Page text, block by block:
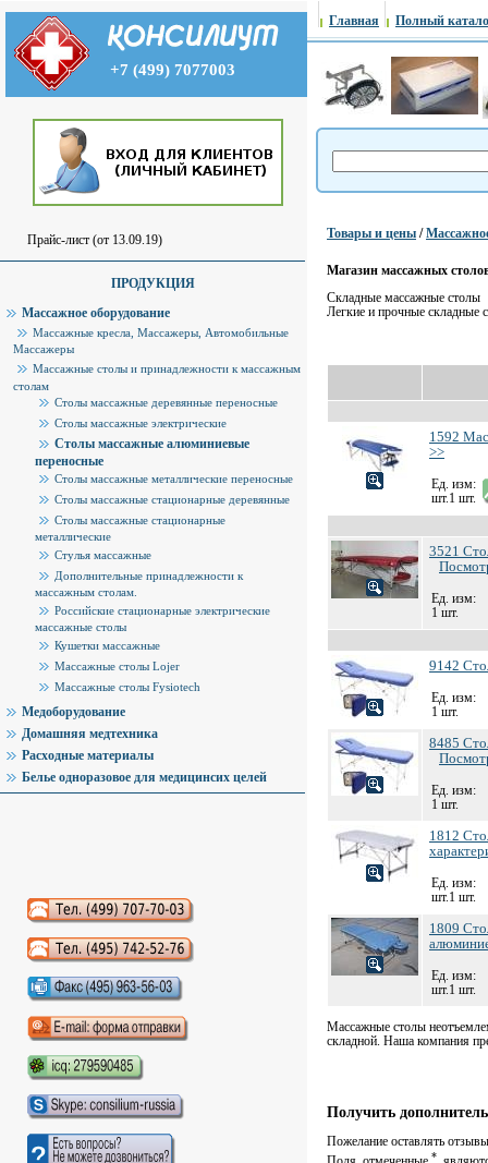
+7 (499) 7077003
Прайс-лист (от 13.09.19)
ПРОДУКЦИЯ
Массажное оборудование
Массажные кресла, Массажеры, Автомобильные
Массажеры
Массажные столы и принадлежности к массажным
столам
Столы массажные деревянные переносные
Столы массажные электрические
Столы массажные алюминиевые
переносные
Столы массажные металлические переносные
Столы массажные стационарные деревянные
Столы массажные стационарные
металлические
Стулья массажные
Дополнительные принадлежности к
массажным столам.
Российские стационарные электрические
массажные столы
Кушетки массажные
Массажные столы Lojer
Массажные столы Fysiotech
Медоборудование
Домашняя медтехника
Расходные материалы
Белье одноразовое для медицинсих целей
Аудиокниги слушать онлайн
Главная Полный
Товары и цены /
Магазин массажных
Складные массажные столы
Легкие и прочные складные
1592
>>
Ед. изм:
шт.1 шт.
3521
Ед. изм:
1 шт.
9142
Ед. изм:
1 шт.
8485
Ед. изм:
1 шт.
1812
Ед. изм:
шт.1 шт.
1809
Ед. изм:
шт.1 шт.
Массажные столы
складной. Наша компания
Получить
Пожелание оставлять
*